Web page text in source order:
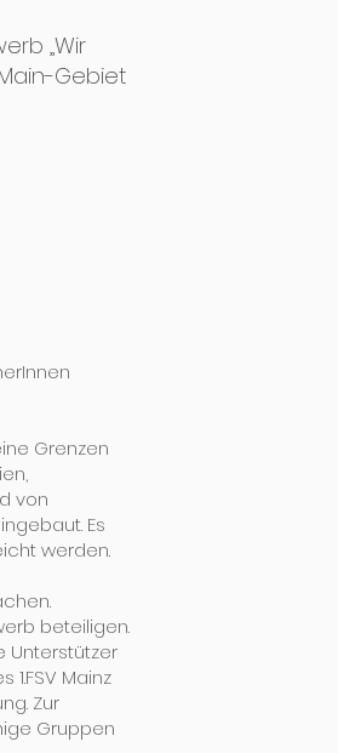
„Wir
Gebiet
Grenzen
von
Es
werden.
beteiligen.
Unterstützer
Mainz
Zur
Gruppen